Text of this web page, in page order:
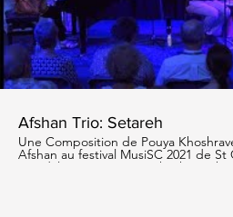
Afshan Trio: Setareh
Une Composition de Pouya
Afshan au festival MusiSC 2021 de St
Goodale : piano Pouya Khoshravesh: